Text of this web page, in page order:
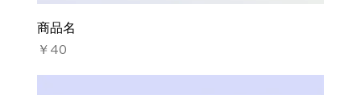
商品名
価格
￥40